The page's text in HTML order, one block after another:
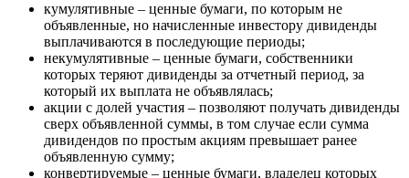
кумулятивные – ценные бумаги, по которым не
объявленные, но начисленные инвестору дивиденды
выплачиваются в последующие периоды;
некумулятивные – ценные бумаги, собственники
которых теряют дивиденды за отчетный период, за
который их выплата не объявлялась;
акции с долей участия – позволяют получать дивиденды
сверх объявленной суммы, в том случае если сумма
дивидендов по простым акциям превышает ранее
объявленную сумму;
конвертируемые – ценные бумаги, владелец которых